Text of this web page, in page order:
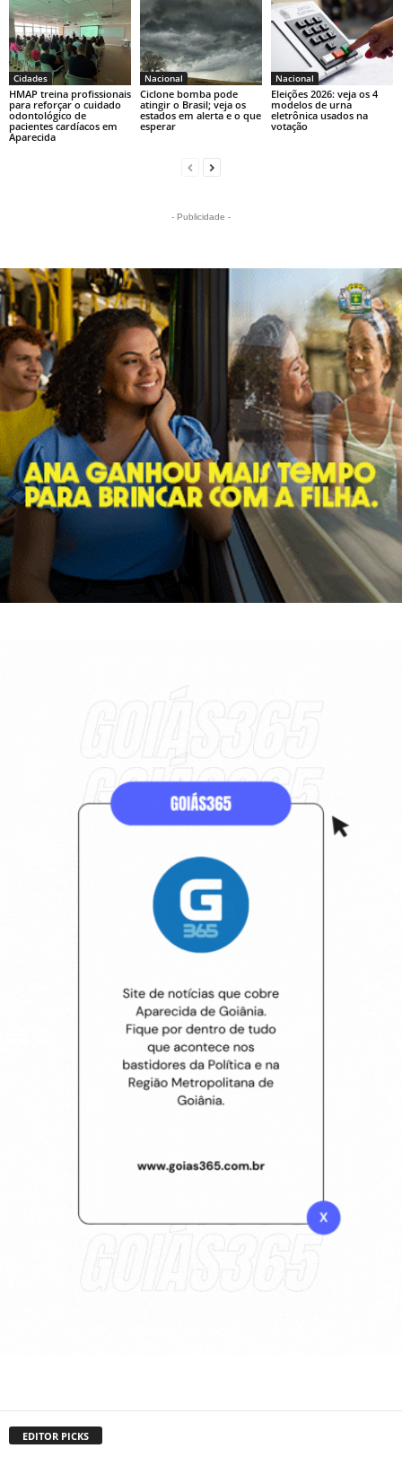
Cidades
HMAP treina profissionais
para reforçar o cuidado
odontológico de
pacientes cardíacos em
Aparecida
Nacional
Ciclone bomba pode
atingir o Brasil; veja os
estados em alerta e o que
esperar
Nacional
Eleições 2026: veja os 4
modelos de urna
eletrônica usados na
votação
- Publicidade -
EDITOR PICKS